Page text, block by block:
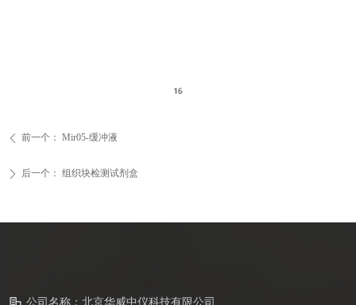
ꄴ 前一个： Mir05-缓冲液
ꄲ 后一个： 组织块检测试剂盒
公司名称： 北京华威中仪科技有限公司